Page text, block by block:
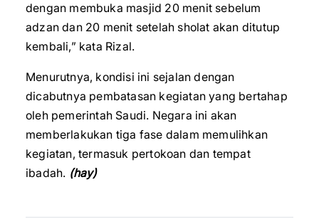
dengan membuka masjid 20 menit sebelum
adzan dan 20 menit setelah sholat akan ditutup
kembali,” kata Rizal.
Menurutnya, kondisi ini sejalan dengan
dicabutnya pembatasan kegiatan yang bertahap
oleh pemerintah Saudi. Negara ini akan
memberlakukan tiga fase dalam memulihkan
kegiatan, termasuk pertokoan dan tempat
ibadah. (hay)